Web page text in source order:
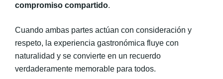
compromiso compartido.
Cuando ambas partes actúan con consideración y
respeto, la experiencia gastronómica fluye con
naturalidad y se convierte en un recuerdo
verdaderamente memorable para todos.